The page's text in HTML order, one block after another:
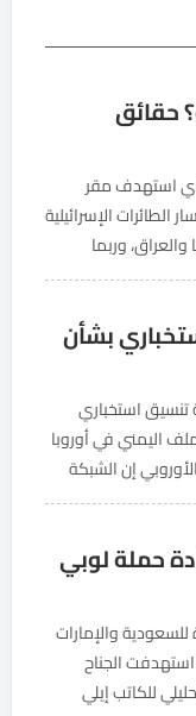
حقائق
استهدف مقر
الإسرائيلية
وسوريا والعراق، وربما
بشأن
استخباري
اليمني في أوروبا
إن الشبكة
حملة لوبي
والإمارات
استهدفت الجناح
للكاتب إيلي